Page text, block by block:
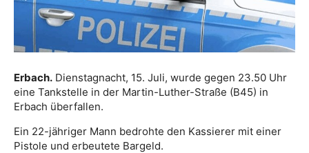
Erbach. Dienstagnacht, 15. Juli, wurde gegen 23.50 Uhr
eine Tankstelle in der Martin-Luther-Straße (B45) in
Erbach überfallen.
Ein 22-jähriger Mann bedrohte den Kassierer mit einer
Pistole und erbeutete Bargeld.